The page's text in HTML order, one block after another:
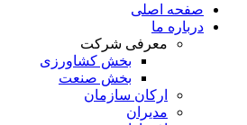
صفحه اصلی
درباره ما
معرفی شرکت
بخش کشاورزی
بخش صنعت
ارکان سازمان
مدیران